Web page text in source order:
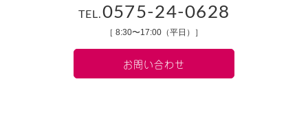
TEL.0575-24-0628
［ 8:30〜17:00（平日）］
お問い合わせ